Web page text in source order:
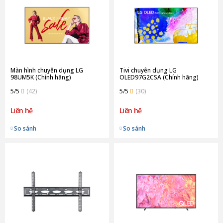
Màn hình chuyên dụng LG
98UM5K (Chính hãng)
5/5
(42)
Liên hệ
So sánh
Tivi chuyên dụng LG
OLED97G2CSA (Chính hãng)
5/5
(30)
Liên hệ
So sánh